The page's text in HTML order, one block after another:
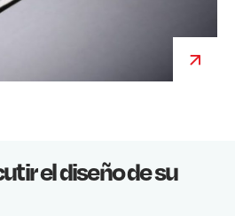
el diseño de su